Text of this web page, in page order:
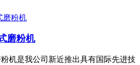
磨粉机
机是我公司新近推出具有国际先进技